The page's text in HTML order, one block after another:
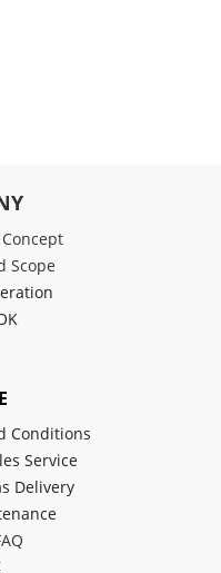
Scope
Conditions
Service
Delivery